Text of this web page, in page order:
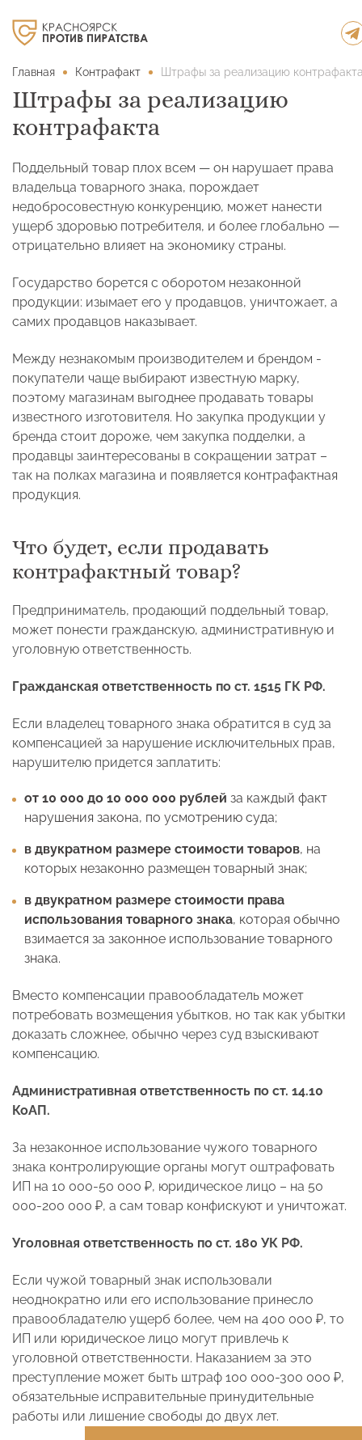
Главная Контрафакт Штрафы за реализацию
Штрафы за реализацию
контрафакта
Поддельный товар плох всем — он нарушает права
владельца товарного знака, порождает
недобросовестную конкуренцию, может нанести
ущерб здоровью потребителя, и более глобально —
отрицательно влияет на экономику страны.
Государство борется с оборотом незаконной
продукции: изымает его у продавцов, уничтожает, а
самих продавцов наказывает.
Между незнакомым производителем и брендом -
покупатели чаще выбирают известную марку,
поэтому магазинам выгоднее продавать товары
известного изготовителя. Но закупка продукции у
бренда стоит дороже, чем закупка подделки, а
продавцы заинтересованы в сокращении затрат –
так на полках магазина и появляется контрафактная
продукция.
Что будет, если продавать
контрафактный товар?
Предприниматель, продающий поддельный товар,
может понести гражданскую, административную и
уголовную ответственность.
Гражданская ответственность по ст. 1515 ГК РФ.
Если владелец товарного знака обратится в суд за
компенсацией за нарушение исключительных прав,
нарушителю придется заплатить:
от 10 000 до 10 000 000 рублей за каждый факт
нарушения закона, по усмотрению суда;
в двукратном размере стоимости товаров, на
которых незаконно размещен товарный знак;
в двукратном размере стоимости права
использования товарного знака, которая обычно
взимается за законное использование товарного
знака.
Вместо компенсации правообладатель может
потребовать возмещения убытков, но так как убытки
доказать сложнее, обычно через суд взыскивают
компенсацию.
Административная ответственность по ст. 14.10
КоАП.
За незаконное использование чужого товарного
знака контролирующие органы могут оштрафовать
ИП на 10 000-50 000 ₽, юридическое лицо – на 50
000-200 000 ₽, а сам товар конфискуют и уничтожат.
Уголовная ответственность по ст. 180 УК РФ.
Если чужой товарный знак использовали
неоднократно или его использование принесло
правообладателю ущерб более, чем на 400 000 ₽, то
ИП или юридическое лицо могут привлечь к
уголовной ответственности. Наказанием за это
преступление может быть штраф 100 000-300 000 ₽,
обязательные исправительные принудительные
работы или лишение свободы до двух лет.